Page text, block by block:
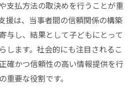
支払方法の取決めを行うことが重
援は、当事者間の信頼関係の構築
与し、結果として子どもにとって
します。社会的にも注目されるこ
確かつ信頼性の高い情報提供を行
重要な役割です。